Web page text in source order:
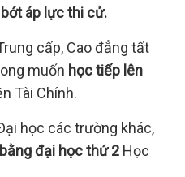
áp lực thi cử.
cấp, Cao đẳng tất
muốn học tiếp lên
Tài Chính.
học các trường khác,
đại học thứ 2 Học